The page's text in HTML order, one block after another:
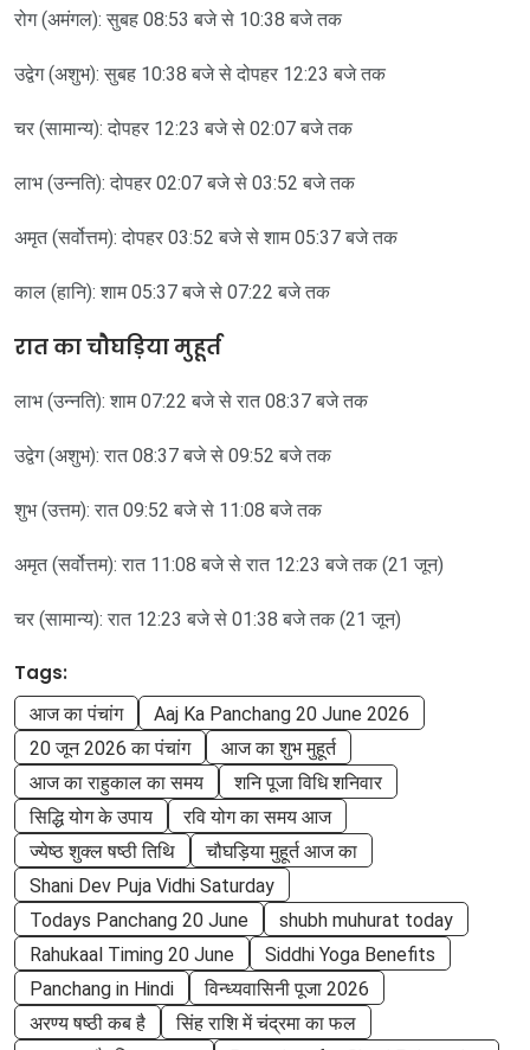
रोग (अमंगल): सुबह 08:53 बजे से 10:38 बजे तक
उद्वेग (अशुभ): सुबह 10:38 बजे से दोपहर 12:23 बजे तक
चर (सामान्य): दोपहर 12:23 बजे से 02:07 बजे तक
लाभ (उन्नति): दोपहर 02:07 बजे से 03:52 बजे तक
अमृत (सर्वोत्तम): दोपहर 03:52 बजे से शाम 05:37 बजे तक
काल (हानि): शाम 05:37 बजे से 07:22 बजे तक
रात का चौघड़िया मुहूर्त
लाभ (उन्नति): शाम 07:22 बजे से रात 08:37 बजे तक
उद्वेग (अशुभ): रात 08:37 बजे से 09:52 बजे तक
शुभ (उत्तम): रात 09:52 बजे से 11:08 बजे तक
अमृत (सर्वोत्तम): रात 11:08 बजे से रात 12:23 बजे तक (21 जून)
चर (सामान्य): रात 12:23 बजे से 01:38 बजे तक (21 जून)
Tags:
आज का पंचांग
Aaj Ka Panchang 20 June 2026
20 जून 2026 का पंचांग
आज का शुभ मुहूर्त
आज का राहुकाल का समय
शनि पूजा विधि शनिवार
सिद्धि योग के उपाय
रवि योग का समय आज
ज्येष्ठ शुक्ल षष्ठी तिथि
चौघड़िया मुहूर्त आज का
Shani Dev Puja Vidhi Saturday
Todays Panchang 20 June
shubh muhurat today
Rahukaal Timing 20 June
Siddhi Yoga Benefits
Panchang in Hindi
विन्ध्यवासिनी पूजा 2026
अरण्य षष्ठी कब है
सिंह राशि में चंद्रमा का फल